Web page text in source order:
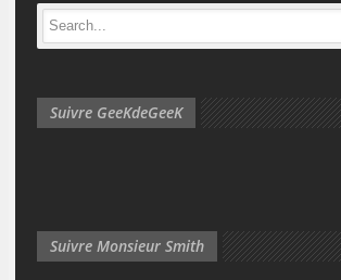
Suivre GeeKdeGeeK
Suivre Monsieur Smith